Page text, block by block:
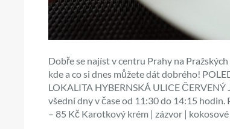
Dobře se najíst v centru Prahy na
kde a co si dnes můžete dát dobrého!
LOKALITA HYBERNSKÁ ULICE
všední dny v čase od 11:30 do 14:15
– 85 Kč Karotkový krém | zázvor |